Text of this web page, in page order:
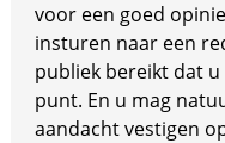
voor een goed
insturen naar een
publiek bereikt dat
punt. En u mag
aandacht vestigen